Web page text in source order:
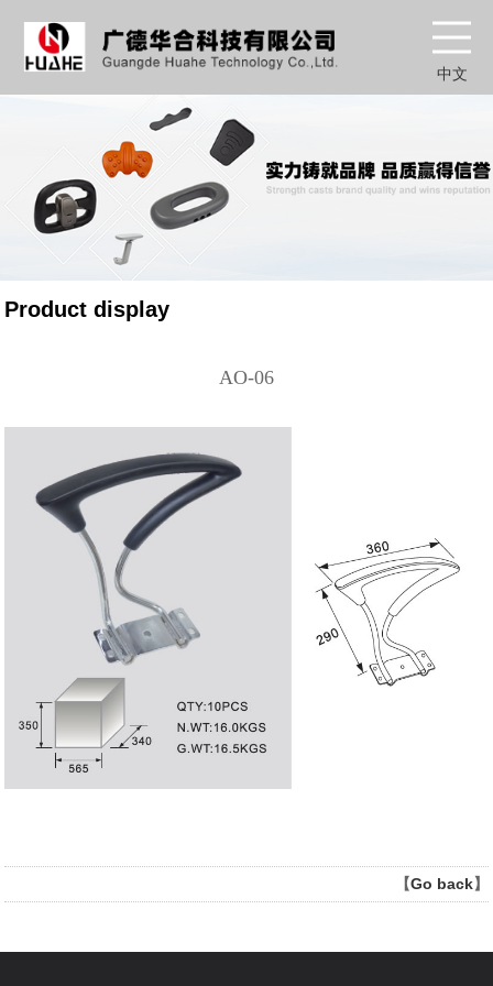
中文
Product display
AO-06
【Go back】